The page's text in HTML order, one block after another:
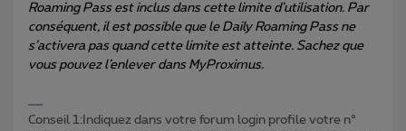
Roaming Pass est inclus dans cette limite d’utilisation. Par
conséquent, il est possible que le Daily Roaming Pass ne
s’activera pas quand cette limite est atteinte. Sachez que
vous pouvez l’enlever dans MyProximus.
Conseil 1:Indiquez dans votre forum login profile votre n°